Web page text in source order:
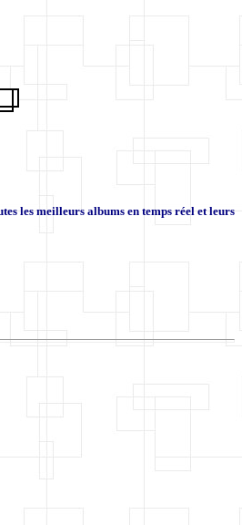
les meilleurs albums en temps réel et leurs